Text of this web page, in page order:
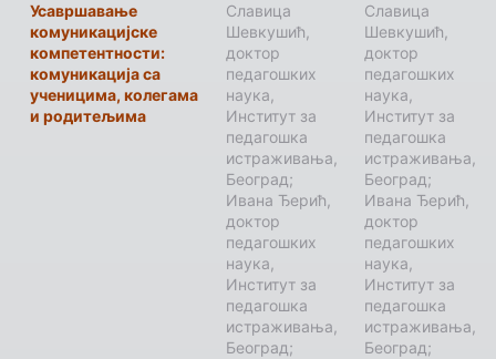
Усавршавање
комуникацијске
компетентности:
комуникација са
ученицима, колегама
и родитељима
Славица
Шевкушић,
доктор
педагошких
наука,
Институт за
педагошка
истраживања,
Београд;
Ивана Ђерић,
доктор
педагошких
наука,
Институт за
педагошка
истраживања,
Београд;
Славица
Шевкушић,
доктор
педагошких
наука,
Институт за
педагошка
истраживања,
Београд;
Ивана Ђерић,
доктор
педагошких
наука,
Институт за
педагошка
истраживања,
Београд;